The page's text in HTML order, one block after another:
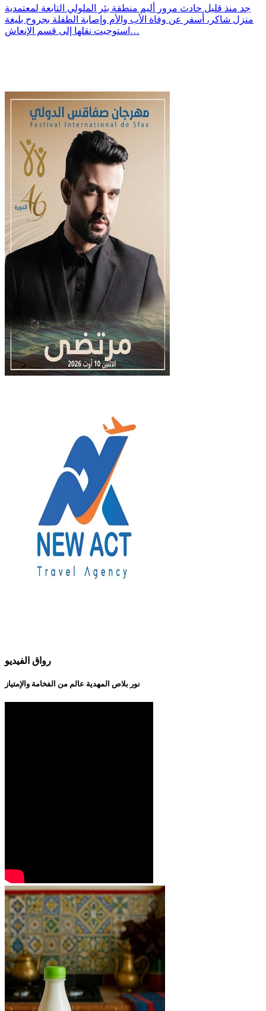
جد منذ قليل حادث مرور أليم منطقة بئر الملولي التابعة لمعتمدية
منزل شاكر، أسفر عن وفاة الأب والأم وإصابة الطفلة بجروح بليغة
استوجبت نقلها إلى قسم الإنعاش…
رواق الفيديو
نور بلاص المهدية عالم من الفخامة والإمتياز